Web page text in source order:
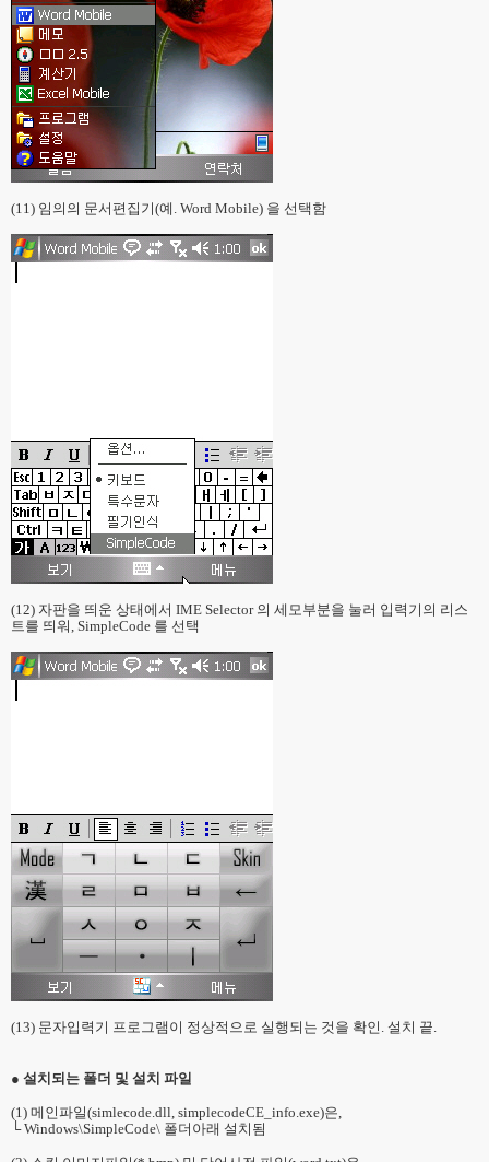
(11) 임의의 문서편집기(예. Word Mobile) 을 선택함
(12) 자판을 띄운 상태에서 IME Selector 의 세모부분을 눌러 입력기의 리스
트를 띄워, SimpleCode 를 선택
(13) 문자입력기 프로그램이 정상적으로 실행되는 것을 확인. 설치 끝.
● 설치되는 폴더 및 설치 파일
(1) 메인파일(simlecode.dll, simplecodeCE_info.exe)은,
└ Windows\SimpleCode\ 폴더아래 설치됨